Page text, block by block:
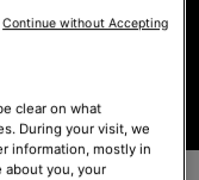
clear on what
During your visit, we
information, mostly in
about you, your
Continue without Accepting